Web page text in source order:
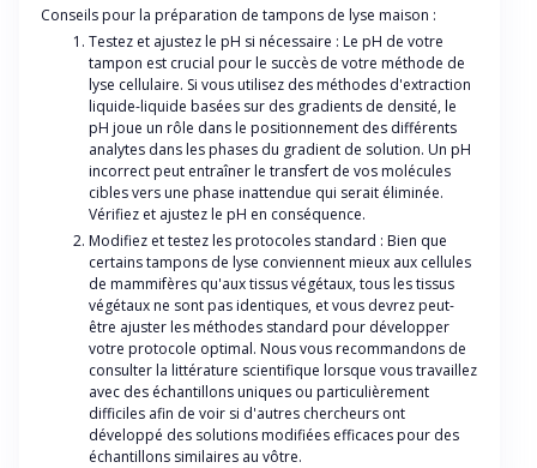
Conseils pour la préparation de tampons de lyse maison :
Testez et ajustez le pH si nécessaire : Le pH de votre
tampon est crucial pour le succès de votre méthode de
lyse cellulaire. Si vous utilisez des méthodes d'extraction
liquide-liquide basées sur des gradients de densité, le
pH joue un rôle dans le positionnement des différents
analytes dans les phases du gradient de solution. Un pH
incorrect peut entraîner le transfert de vos molécules
cibles vers une phase inattendue qui serait éliminée.
Vérifiez et ajustez le pH en conséquence.
Modifiez et testez les protocoles standard : Bien que
certains tampons de lyse conviennent mieux aux cellules
de mammifères qu'aux tissus végétaux, tous les tissus
végétaux ne sont pas identiques, et vous devrez peut-
être ajuster les méthodes standard pour développer
votre protocole optimal. Nous vous recommandons de
consulter la littérature scientifique lorsque vous travaillez
avec des échantillons uniques ou particulièrement
difficiles afin de voir si d'autres chercheurs ont
développé des solutions modifiées efficaces pour des
échantillons similaires au vôtre.